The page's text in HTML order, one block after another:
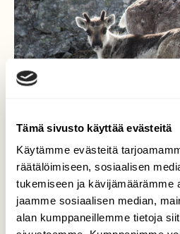
Tämä sivusto käyttää evästeitä
Käytämme evästeitä
räätälöimiseen, sosiaalisen
tukemiseen ja kävijämäärämme
jaamme sosiaalisen median,
alan kumppaneillemme tietoja
Porot